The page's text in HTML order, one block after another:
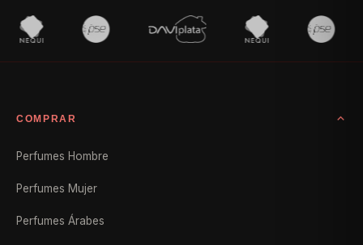
COMPRAR
Perfumes Hombre
Perfumes Mujer
Perfumes Árabes